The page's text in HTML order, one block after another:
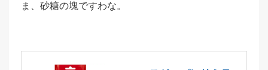
ま、砂糖の塊ですわな。